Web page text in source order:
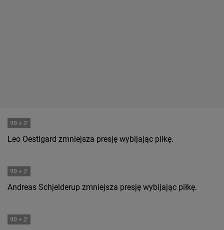
90 + 2'
Leo Oestigard zmniejsza presję wybijając piłkę.
90 + 2'
Andreas Schjelderup zmniejsza presję wybijając piłkę.
90 + 2'